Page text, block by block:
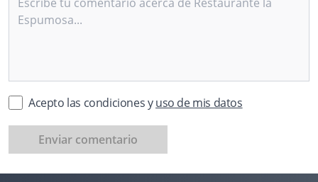
Acepto las condiciones yuso de mis datos
Enviar comentario